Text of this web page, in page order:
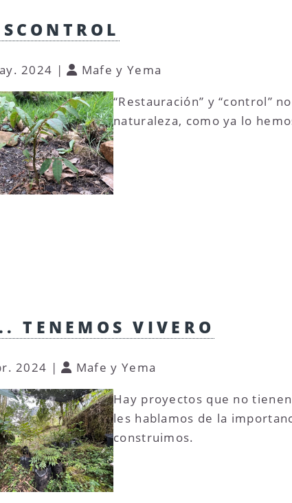
2024 |
Mafe y Yema
“Restauración” y “control”
naturaleza, como ya lo
TENEMOS VIVERO
2024 |
Mafe y Yema
Hay proyectos que no
les hablamos de la
construimos.